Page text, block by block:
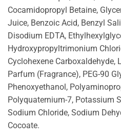
Cocamidopropyl Betaine,
Juice, Benzoic Acid, Benzyl
Disodium EDTA,
Hydroxypropyltrimonium
Cyclohexene Carboxaldehyde,
Parfum (Fragrance), PEG-90
Phenoxyethanol,
Polyquaternium-7, Potassium
Sodium Chloride, Sodium
Cocoate.